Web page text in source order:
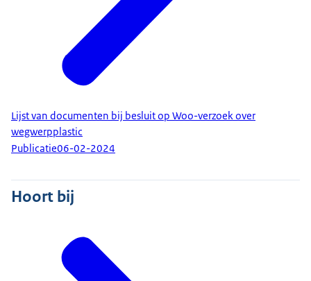
Lijst van documenten bij besluit op Woo-verzoek over
wegwerpplastic
Publicatie06-02-2024
Hoort bij